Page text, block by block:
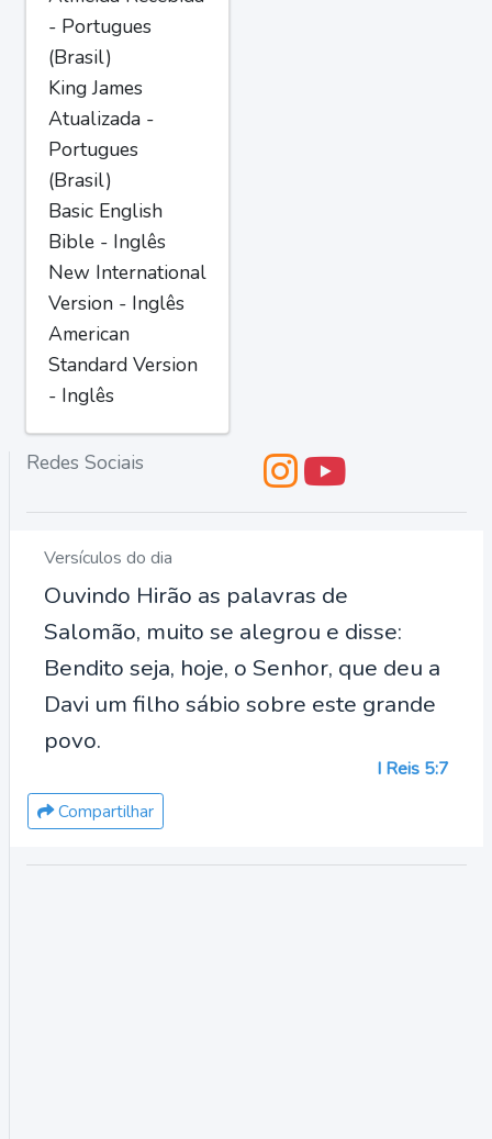
- Portugues
(Brasil)
King James
Atualizada -
Portugues
(Brasil)
Basic English
Bible - Inglês
New International
Version - Inglês
American
Standard Version
- Inglês
Redes Sociais
Versículos do dia
Ouvindo Hirão as palavras de
Salomão, muito se alegrou e disse:
Bendito seja, hoje, o Senhor, que deu a
Davi um filho sábio sobre este grande
povo.
I Reis 5:7
Compartilhar